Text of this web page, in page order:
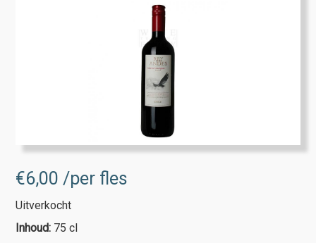
€6,00 /per fles
Uitverkocht
Inhoud: 75 cl